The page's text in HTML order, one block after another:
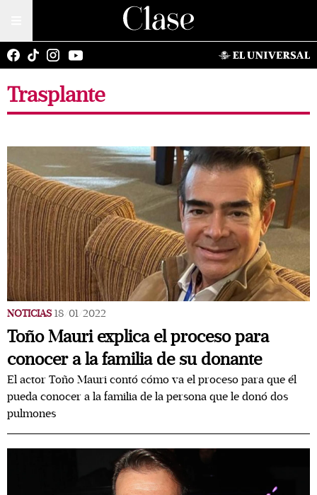
Trasplante
NOTICIAS 18/01/2022
Toño Mauri explica el proceso para
conocer a la familia de su donante
El actor Toño Mauri contó cómo va el proceso para que él
pueda conocer a la familia de la persona que le donó dos
pulmones